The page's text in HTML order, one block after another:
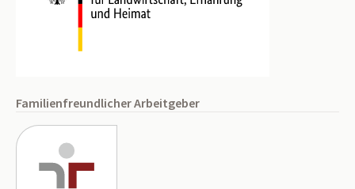
Familienfreundlicher Arbeitgeber